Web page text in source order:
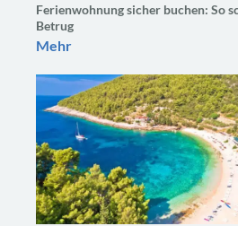
Ferienwohnung sicher buchen: So
Betrug
Mehr